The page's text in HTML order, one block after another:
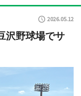
2026.05.12
沢野球場でサ